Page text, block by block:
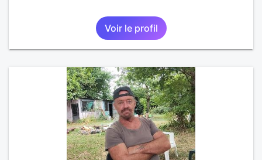
Voir le profil